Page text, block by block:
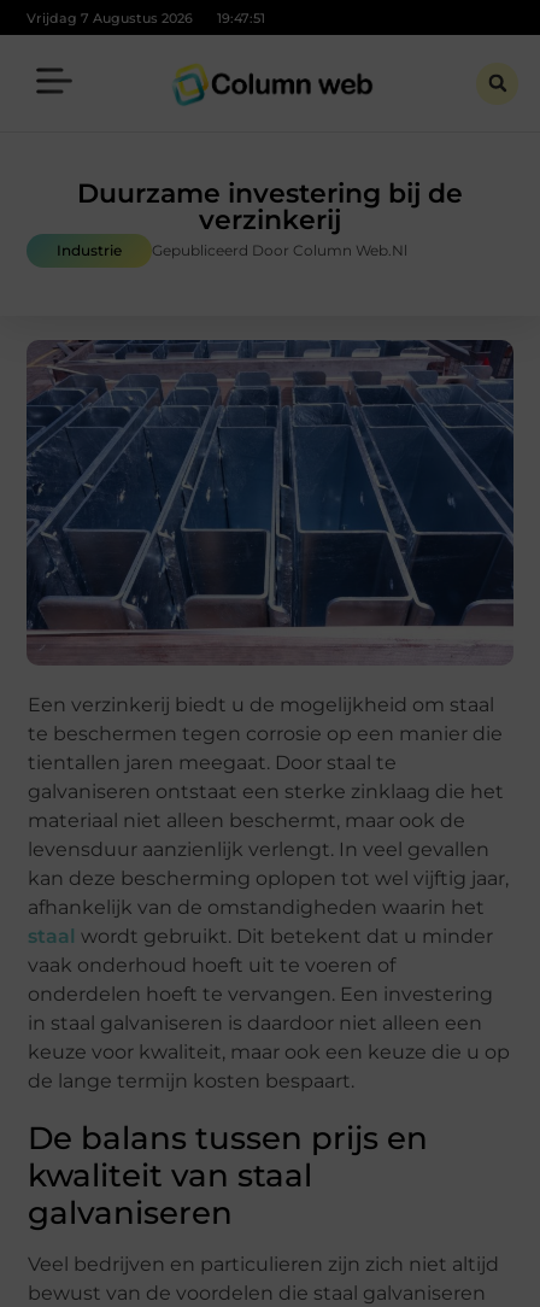
Vrijdag 7 Augustus 2026 19:47:52
Duurzame investering bij de
verzinkerij
Industrie Gepubliceerd Door Column Web.nl
Een verzinkerij biedt u de mogelijkheid om staal
te beschermen tegen corrosie op een manier die
tientallen jaren meegaat. Door staal te
galvaniseren ontstaat een sterke zinklaag die het
materiaal niet alleen beschermt, maar ook de
levensduur aanzienlijk verlengt. In veel gevallen
kan deze bescherming oplopen tot wel vijftig jaar,
afhankelijk van de omstandigheden waarin het
staal wordt gebruikt. Dit betekent dat u minder
vaak onderhoud hoeft uit te voeren of
onderdelen hoeft te vervangen. Een investering
in staal galvaniseren is daardoor niet alleen een
keuze voor kwaliteit, maar ook een keuze die u op
de lange termijn kosten bespaart.
De balans tussen prijs en
kwaliteit van staal
galvaniseren
Veel bedrijven en particulieren zijn zich niet altijd
bewust van de voordelen die staal galvaniseren